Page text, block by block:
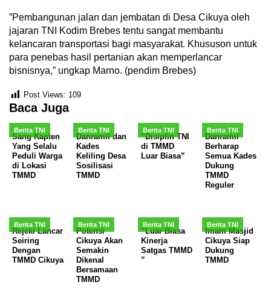
”Pembangunan jalan dan jembatan di Desa Cikuya oleh
jajaran TNI Kodim Brebes tentu sangat membantu
kelancaran transportasi bagi masyarakat. Khususon untuk
para penebas hasil pertanian akan memperlancar
bisnisnya,” ungkap Marno. (pendim Brebes)
Post Views: 109
Baca Juga
Berita TNI
Sang Kapten
Yang Selalu
Peduli Warga
di Lokasi
TMMD
Berita TNI
Danramil dan
Kades
Keliling Desa
Sosilisasi
TMMD
Berita TNI
”Disiplin TNI
di TMMD
Luar Biasa”
Berita TNI
Danramil
Berharap
Semua Kades
Dukung
TMMD
Reguler
Berita TNI
Rejeki Lancar
Seiring
Dengan
TMMD Cikuya
Berita TNI
Potensi
Cikuya Akan
Semakin
Dikenal
Bersamaan
TMMD
Berita TNI
”Luar Biasa
Kinerja
Satgas TMMD
”
Berita TNI
Imam Masjid
Cikuya Siap
Dukung
TMMD